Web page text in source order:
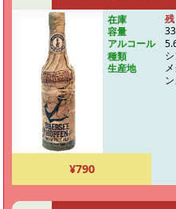
在庫
容量
アルコール
種類
生産地
¥790